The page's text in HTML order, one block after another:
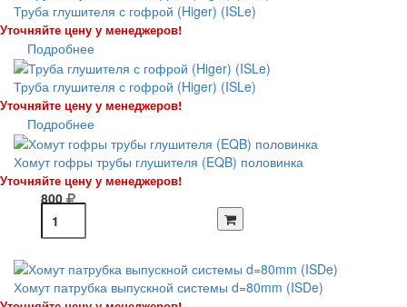
Труба глушителя с гофрой (Higer) (ISLe)
Уточняйте цену у менеджеров!
Подробнее
Труба глушителя с гофрой (Higer) (ISLe)
Уточняйте цену у менеджеров!
Подробнее
Хомут гофры трубы глушителя (EQB) половинка
Уточняйте цену у менеджеров!
800
Хомут патрубка выпускной системы d=80mm (ISDe)